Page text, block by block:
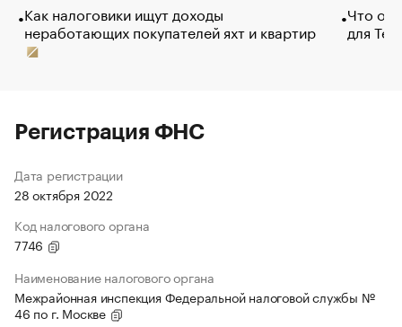
Как налоговики ищут доходы
неработающих покупателей яхт и квартир
Что
для
Регистрация ФНС
Дата регистрации
28 октября 2022
Код налогового органа
7746
Наименование налогового органа
Межрайонная инспекция Федеральной налоговой службы №
46 по г. Москве